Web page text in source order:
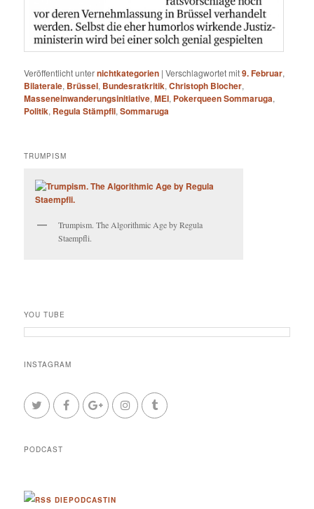
Veröffentlicht unternichtkategorien |Verschlagwortet mit9. Februar,
Bilaterale, Brüssel, Bundesratkritik,Christoph Blocher,
Masseneinwanderungsinitiative,MEI, Pokerqueen Sommaruga,
Politik, Regula Stämpfli,Sommaruga
TRUMPISM
Trumpism. The Algorithmic Age by Regula
Staempfli.
YOU TUBE
INSTAGRAM
PODCAST
DIEPODCASTIN